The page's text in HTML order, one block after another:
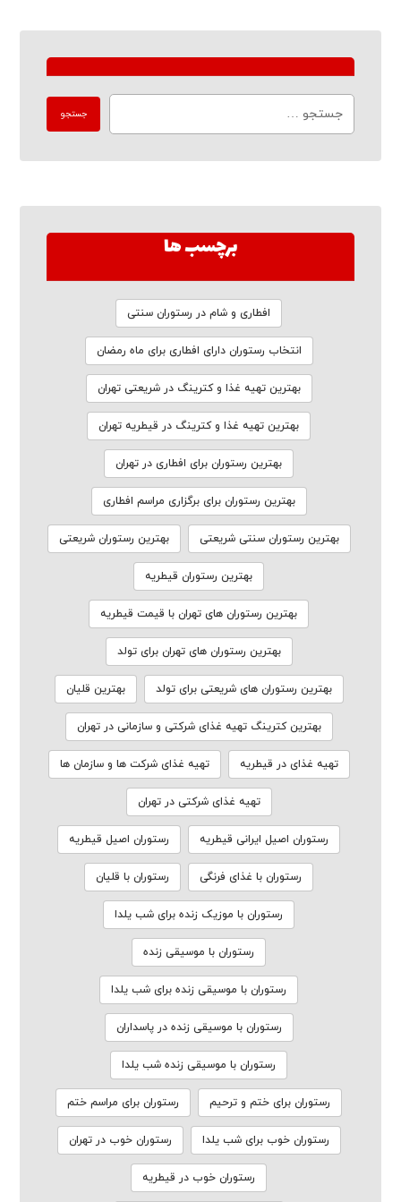
برچسب ها
افطاری و شام در رستوران سنتی
انتخاب رستوران دارای افطاری برای ماه رمضان
بهترین تهیه غذا و کترینگ در شریعتی تهران
بهترین تهیه غذا و کترینگ در قیطریه تهران
بهترین رستوران برای افطاری در تهران
بهترین رستوران برای برگزاری مراسم افطاری
بهترین رستوران سنتی شریعتی بهترین رستوران شریعتی
بهترین رستوران قیطریه
بهترین رستوران های تهران با قیمت قیطریه
بهترین رستوران های تهران برای تولد
بهترین رستوران های شریعتی برای تولد بهترین قلیان
بهترین کترینگ تهیه غذای شرکتی و سازمانی در تهران
تهیه غذای در قیطریه تهیه غذای شرکت ها و سازمان ها
تهیه غذای شرکتی در تهران
رستوران اصیل ایرانی قیطریه رستوران اصیل قیطریه
رستوران با غذای فرنگی رستوران با قلیان
رستوران با موزیک زنده برای شب یلدا
رستوران با موسیقی زنده
رستوران با موسیقی زنده برای شب یلدا
رستوران با موسیقی زنده در پاسداران
رستوران با موسیقی زنده شب یلدا
رستوران برای ختم و ترحیم رستوران برای مراسم ختم
رستوران خوب برای شب یلدا رستوران خوب در تهران
رستوران خوب در قیطریه